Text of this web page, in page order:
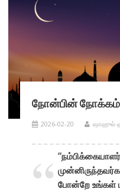
நோன்பின் நோக்கம்
2026-02-20 ஷாஹுல்
போன்றே உங்கள்